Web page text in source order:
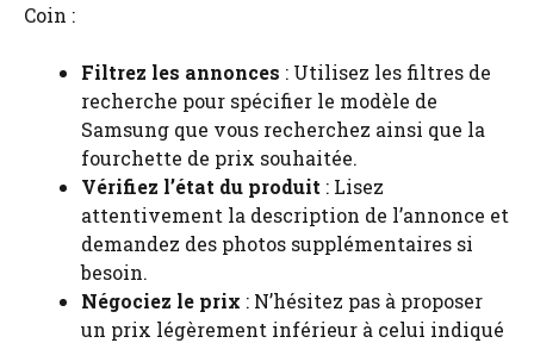
Coin :
Filtrez les annonces : Utilisez les filtres de
recherche pour spécifier le modèle de
Samsung que vous recherchez ainsi que la
fourchette de prix souhaitée.
Vérifiez l’état du produit : Lisez
attentivement la description de l’annonce et
demandez des photos supplémentaires si
besoin.
Négociez le prix : N’hésitez pas à proposer
un prix légèrement inférieur à celui indiqué